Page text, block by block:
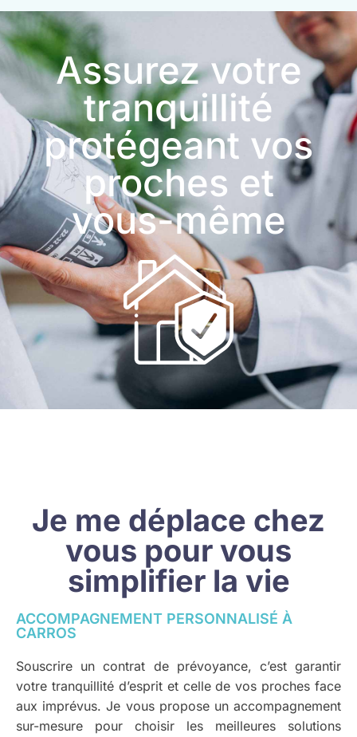
Assurez votre
tranquillité
protégeant vos
proches et
vous-même
Je me déplace chez
vous pour vous
simplifier la vie
ACCOMPAGNEMENT PERSONNALISÉ À
CARROS
Souscrire un contrat de prévoyance, c’est garantir
votre tranquillité d’esprit et celle de vos proches face
aux imprévus. Je vous propose un accompagnement
sur-mesure pour choisir les meilleures solutions